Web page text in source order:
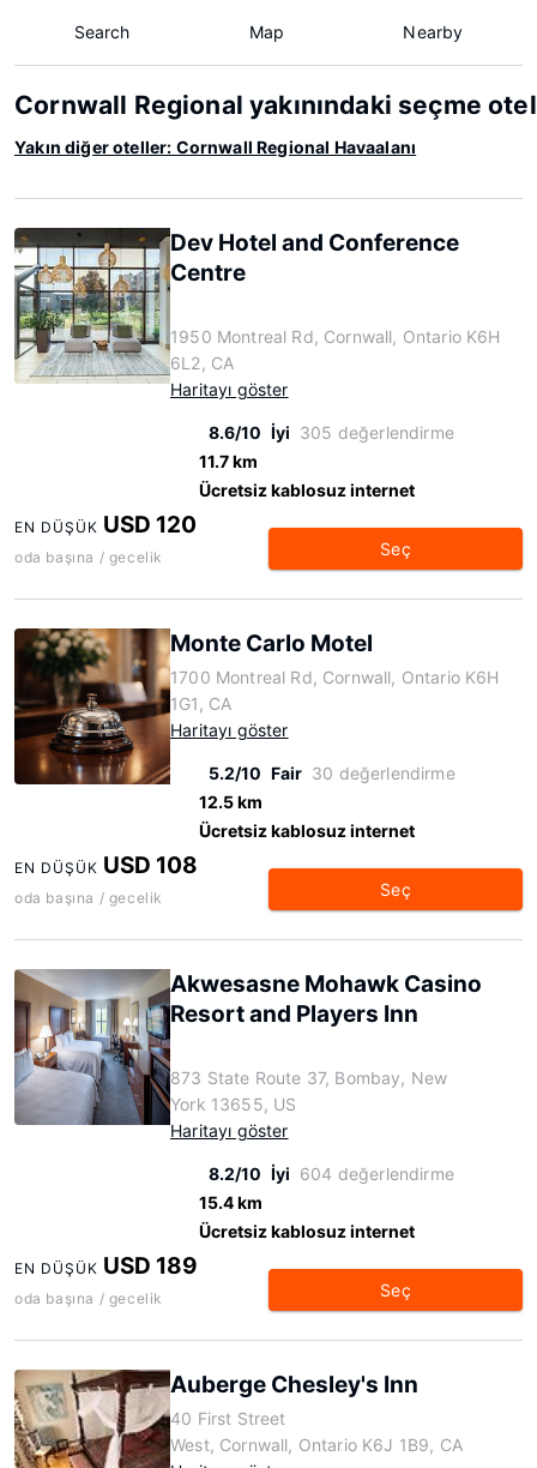
Search Map Nearby
Cornwall Regional yakınındaki seçme
Yakın diğer oteller: Cornwall Regional Havaalanı
Dev Hotel and Conference
Centre
1950 Montreal Rd, Cornwall, Ontario K6H
6L2, CA
Haritayı göster
8.6/10 İyi 305 değerlendirme
11.7 km
Ücretsiz kablosuz internet
EN DÜŞÜK USD 120
oda başına / gecelik Seç
Monte Carlo Motel
1700 Montreal Rd, Cornwall, Ontario K6H
1G1, CA
Haritayı göster
5.2/10 Fair 30 değerlendirme
12.5 km
Ücretsiz kablosuz internet
EN DÜŞÜK USD 108
oda başına / gecelik Seç
Akwesasne Mohawk Casino
Resort and Players Inn
873 State Route 37, Bombay, New
York 13655, US
Haritayı göster
8.2/10 İyi 604 değerlendirme
15.4 km
Ücretsiz kablosuz internet
EN DÜŞÜK USD 189
oda başına / gecelik Seç
Auberge Chesley's Inn
40 First Street
West, Cornwall, Ontario K6J 1B9, CA